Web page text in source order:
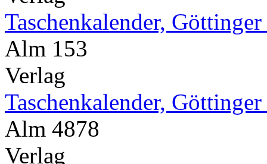
Taschenkalender,
Alm 153
Verlag
Taschenkalender,
Alm 4878
Verlag